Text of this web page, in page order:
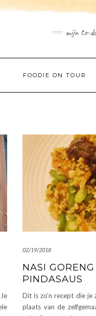
mijn to-
FOODIE ON TOUR
02/19/2018
NASI
PINDASAUS
Dit is zo’n recept die je
plaats van de